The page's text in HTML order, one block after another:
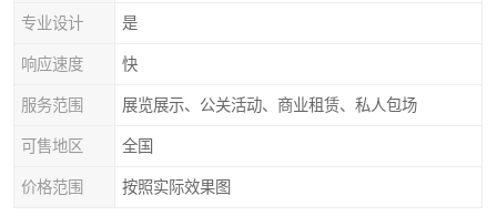
专业设计 是
响应速度 快
服务范围 展览展示、公关活动、商业租赁、私人包场
可售地区 全国
价格范围 按照实际效果图